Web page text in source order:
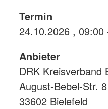
Termin
Anbieter
DRK Kreisverband
August-Bebel-Str. 8
33602 Bielefeld